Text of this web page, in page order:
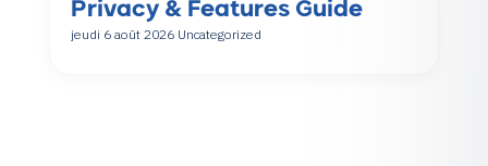
Privacy & Features Guide
jeudi 6 août 2026 Uncategorized